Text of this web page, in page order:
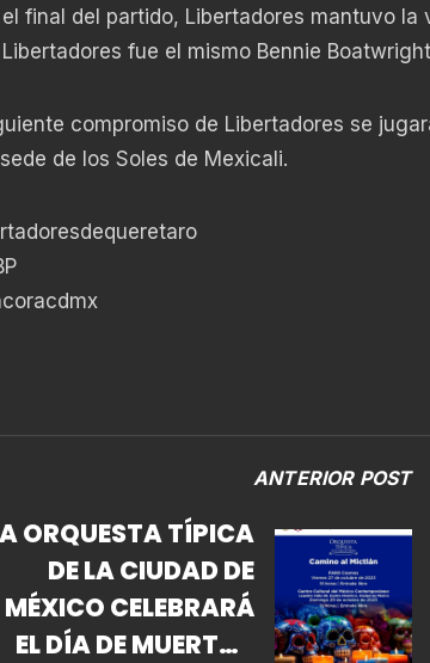
el final del partido, Libertadores mantuvo
fue el mismo Bennie
compromiso de Libertadores se
sede de los Soles de Mexicali.
ANTERIOR POST
ORQUESTA TÍPICA
DE LA CIUDAD DE
MÉXICO CELEBRARÁ
EL DÍA DE MUERTOS